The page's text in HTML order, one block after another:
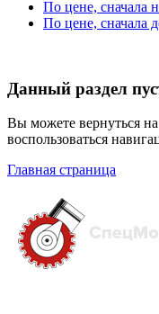
По цене, сначала
По цене, сначала
Данный раздел
Вы можете вернуться
воспользоваться
Главная страница